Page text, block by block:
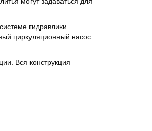
гидравлики
циркуляционный насос
Вся конструкция